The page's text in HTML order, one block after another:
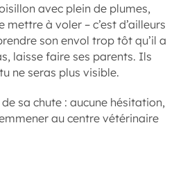
avec plein de plumes,
mettre à voler – c’est d’ailleurs
son envol trop tôt qu’il a
laisse faire ses parents. Ils
ne seras plus visible.
de sa chute : aucune hésitation,
au centre vétérinaire